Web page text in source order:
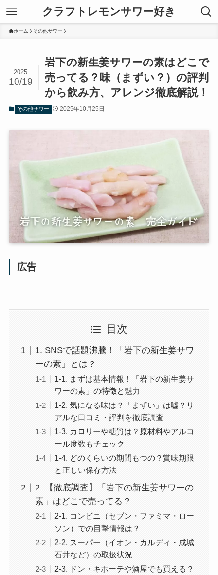
クラフトレモンサワー好き
ホーム その他サワー
岩下の新生姜サワーの素はどこで
売ってる？味（まずい？）の評判
から飲み方、アレンジ徹底解説！
2025
10/19
その他サワー 2025年10月25日
広告
目次
1. SNSで話題沸騰！「岩下の新生姜サワ
ーの素」とは？
1-1. まずは基本情報！「岩下の新生姜サ
ワーの素」の特徴と魅力
1-2. 気になる味は？「まずい」は嘘？リ
アルな口コミ・評判を徹底調査
1-3. カロリーや糖質は？原材料やアルコ
ール度数もチェック
1-4. どのくらいの期間もつの？賞味期限
と正しい保存方法
2. 【徹底調査】「岩下の新生姜サワーの
素」はどこで売ってる？
2-1. コンビニ（セブン・ファミマ・ロー
ソン）での目撃情報は？
2-2. スーパー（イオン・カルディ・成城
石井など）の取扱状況
2-3. ドン・キホーテや酒屋でも買える？